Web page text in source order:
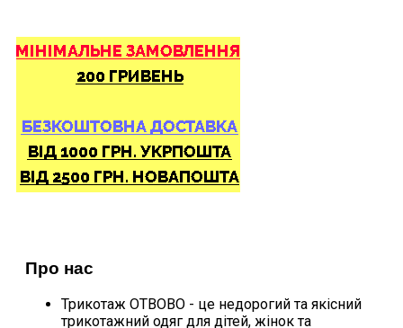
Про нас
Трикотаж ОТВОВО - це недорогий та якісний
трикотажний одяг для дітей, жінок та